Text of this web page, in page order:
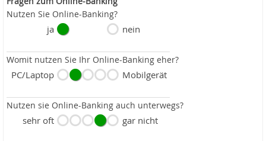
Nutzen Sie Online-Banking?
ja nein
Womit nutzen Sie Ihr Online-Banking eher?
PC/Laptop Mobilgerät
Nutzen sie Online-Banking auch unterwegs?
sehr oft gar nicht